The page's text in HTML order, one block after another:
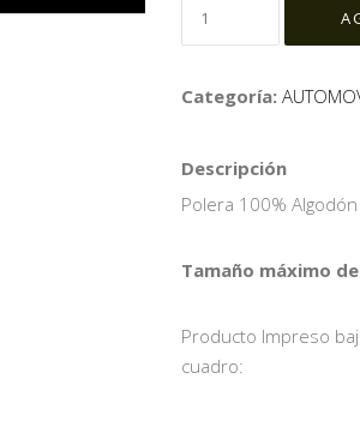
Categoría:
Descripción
Polera 100% Algodón
Tamaño máximo
Producto Impreso
cuadro: